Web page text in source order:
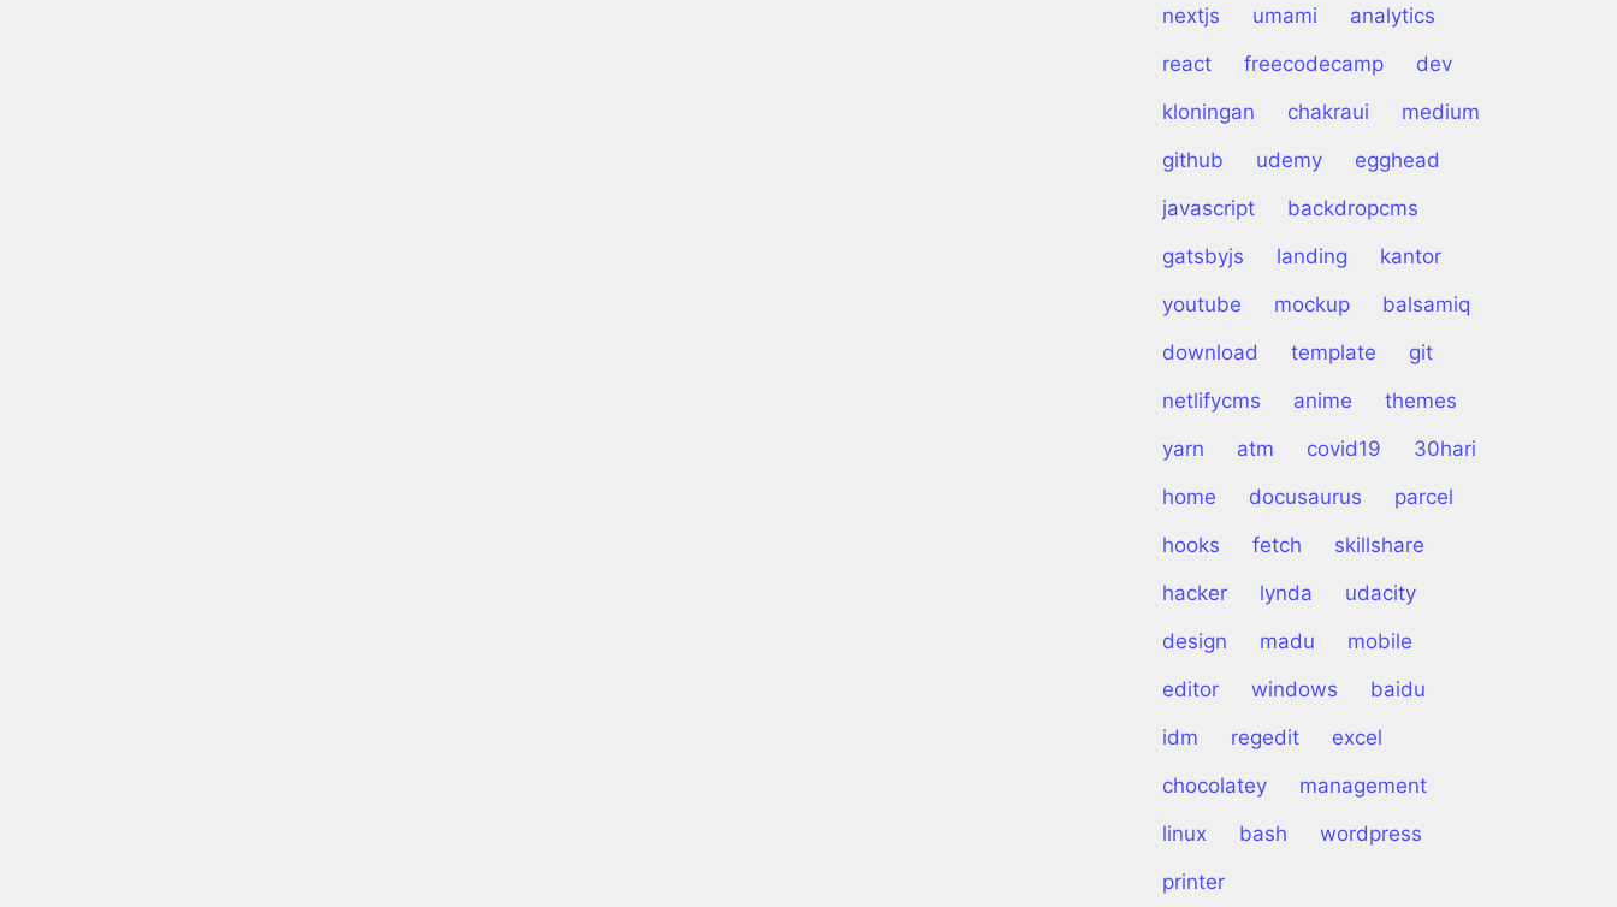
nextjs
umami
analytics
react
freecodecamp
dev
kloningan
chakraui
medium
github
udemy
egghead
javascript
backdropcms
gatsbyjs
landing
kantor
youtube
mockup
balsamiq
download
template
git
netlifycms
anime
themes
yarn
atm covid19
30hari
home
docusaurus
parcel
hooks
fetch
skillshare
hacker
lynda
udacity
design
madu
mobile
editor
windows
baidu
idm
regedit
excel
chocolatey
management
linux
bash
wordpress
printer